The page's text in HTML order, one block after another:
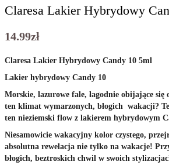
Claresa Lakier Hybrydowy
14.99zł
Claresa Lakier Hybrydowy Candy 10 5ml
Lakier hybrydowy Candy 10
Morskie, lazurowe fale, łagodnie obijające się
ten klimat wymarzonych, błogich wakacji?
ten nieziemski flow z lakierem hybrydowym
Niesamowicie wakacyjny kolor czystego,
absolutna rewelacja nie tylko na wakacje!
błogich, beztroskich chwil w swoich